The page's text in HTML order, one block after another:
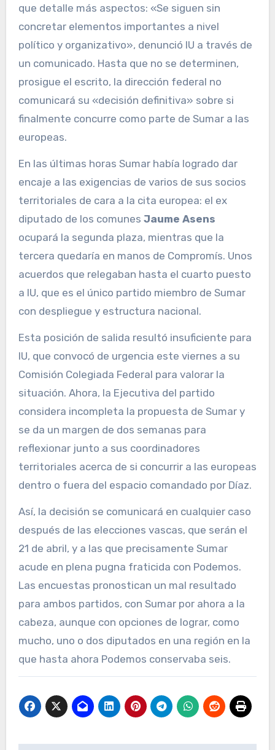
que detalle más aspectos: «Se siguen sin
concretar elementos importantes a nivel
político y organizativo», denunció IU a través de
un comunicado. Hasta que no se determinen,
prosigue el escrito, la dirección federal no
comunicará su «decisión definitiva» sobre si
finalmente concurre como parte de Sumar a las
europeas.
En las últimas horas Sumar había logrado dar
encaje a las exigencias de varios de sus socios
territoriales de cara a la cita europea: el ex
diputado de los comunes Jaume Asens
ocupará la segunda plaza, mientras que la
tercera quedaría en manos de Compromís. Unos
acuerdos que relegaban hasta el cuarto puesto
a IU, que es el único partido miembro de Sumar
con despliegue y estructura nacional.
Esta posición de salida resultó insuficiente para
IU, que convocó de urgencia este viernes a su
Comisión Colegiada Federal para valorar la
situación. Ahora, la Ejecutiva del partido
considera incompleta la propuesta de Sumar y
se da un margen de dos semanas para
reflexionar junto a sus coordinadores
territoriales acerca de si concurrir a las europeas
dentro o fuera del espacio comandado por Díaz.
Así, la decisión se comunicará en cualquier caso
después de las elecciones vascas, que serán el
21 de abril, y a las que precisamente Sumar
acude en plena pugna fraticida con Podemos.
Las encuestas pronostican un mal resultado
para ambos partidos, con Sumar por ahora a la
cabeza, aunque con opciones de lograr, como
mucho, uno o dos diputados en una región en la
que hasta ahora Podemos conservaba seis.